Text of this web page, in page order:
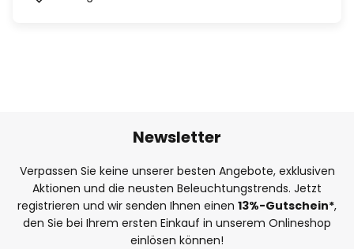
Newsletter
Verpassen Sie keine unserer besten Angebote, exklusiven
Aktionen und die neusten Beleuchtungstrends. Jetzt
registrieren und wir senden Ihnen einen 13%-Gutschein*,
den Sie bei Ihrem ersten Einkauf in unserem Onlineshop
einlösen können!